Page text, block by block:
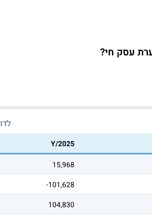
עסק חי?
Y/2025
15,968
-101,628
104,830